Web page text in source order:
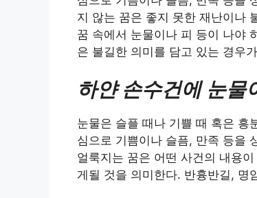
지 않는 꿈은 좋지 못한 재난이나
꿈 속에서 눈물이나 피 등이 나야
은 불길한 의미를 담고 있는 경우
하얀 손수건에 눈물
눈물은 슬플 때나 기쁠 때 혹은 흥
심으로 기쁨이나 슬픔, 만족 등을
얼룩지는 꿈은 어떤 사건의 내용
게될 것을 의미한다. 반흉반길, 명